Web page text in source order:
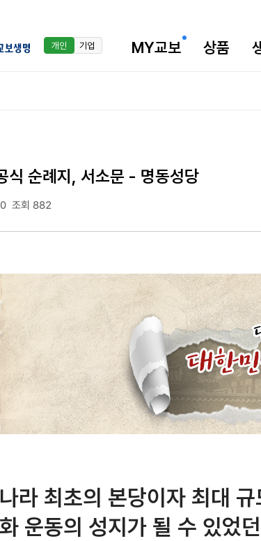
개인 기업 MY교보 상품
식 순례지, 서소문 - 명동성당
조회 882
라 최초의 본당이자 최대
운동의 성지가 될 수 있었